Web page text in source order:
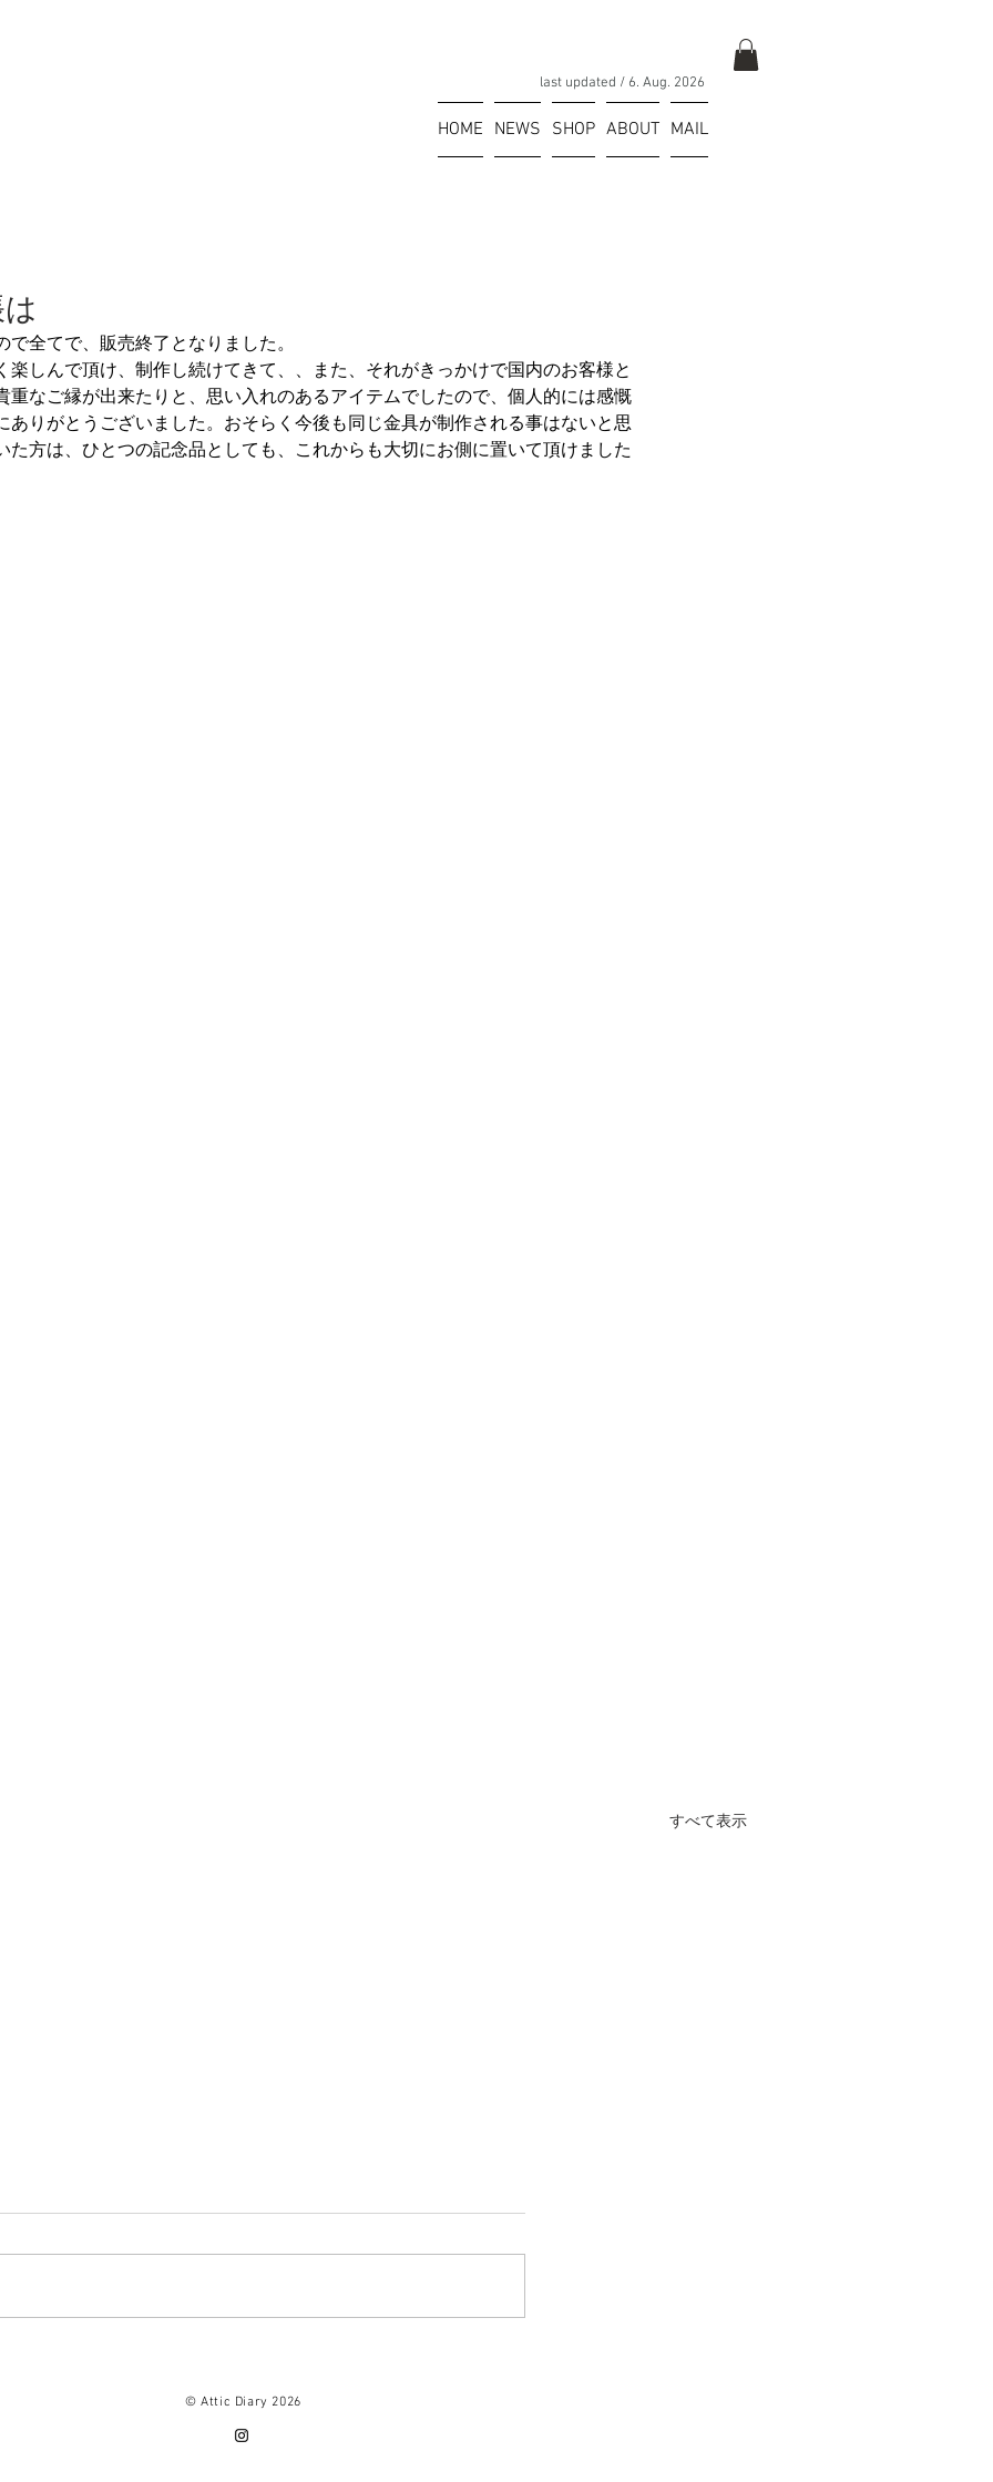
last updated / 6. Aug. 2026
HOME NEWS SHOP ABOUT MAIL
で全てで、販売終了となりました。
楽しんで頂け、制作し続けてきて、、また、それがきっかけで国内のお客様と
なご縁が出来たりと、思い入れのあるアイテムでしたので、 個人的には感慨
ありがとうございました。おそらく今後も同じ金具が制作される事はないと思
た方は、ひとつの記念品としても、これからも大切にお側に置いて頂けました
すべて表示
© Attic Diary 2026